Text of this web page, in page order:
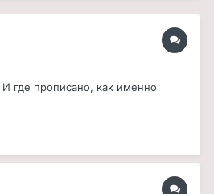
где прописано, как именно